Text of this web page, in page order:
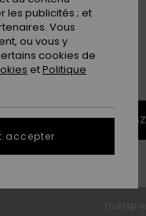
1SZ
le Guide des tailles
les publicités ; et
Vous
ou vous y
cookies de
etPolitique
accepter